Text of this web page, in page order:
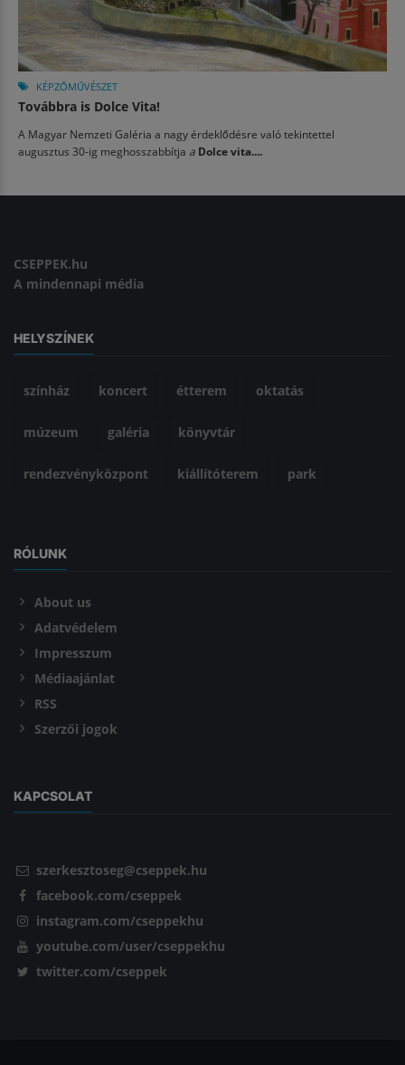
KÉPZŐMŰVÉSZET
Továbbra is Dolce Vita!
A Magyar Nemzeti Galéria a nagy érdeklődésre való tekintettel
augusztus 30-ig meghosszabbítja a Dolce vita....
CSEPPEK.hu
A mindennapi média
HELYSZÍNEK
színház koncert étterem oktatás
múzeum galéria könyvtár
rendezvényközpont kiállítóterem park
RÓLUNK
About us
Adatvédelem
Impresszum
Médiaajánlat
RSS
Szerzői jogok
KAPCSOLAT
szerkesztoseg@cseppek.hu
facebook.com/cseppek
instagram.com/cseppekhu
youtube.com/user/cseppekhu
twitter.com/cseppek